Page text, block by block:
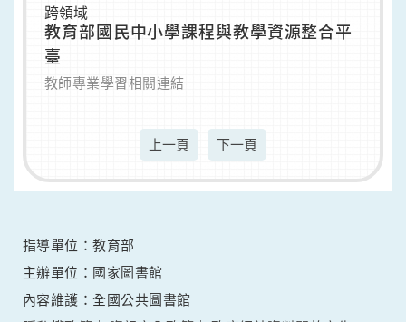
跨領域
教育部國民中小學課程與教學資源整合平
臺
教師專業學習相關連結
上一頁 下一頁
指導單位：教育部
主辦單位：國家圖書館
內容維護：全國公共圖書館